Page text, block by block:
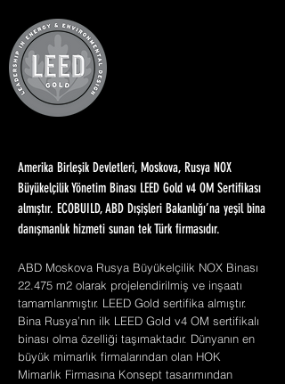
Amerika Birleşik Devletleri, Moskova, Rusya NOX
Büyükelçilik Yönetim Binası LEED Gold v4 OM Sertifikası
almıştır. ECOBUILD, ABD Dışişleri Bakanlığı’na yeşil bina
danışmanlık hizmeti sunan tek Türk firmasıdır.
ABD Moskova Rusya Büyükelçilik NOX Binası
22.475 m2 olarak projelendirilmiş ve inşaatı
tamamlanmıştır. LEED Gold sertifika almıştır.
Bina Rusya’nın ilk LEED Gold v4 OM sertifikalı
binası olma özelliği taşımaktadır. Dünyanın en
büyük mimarlık firmalarından olan HOK
Mimarlık Firmasına Konsept tasarımından